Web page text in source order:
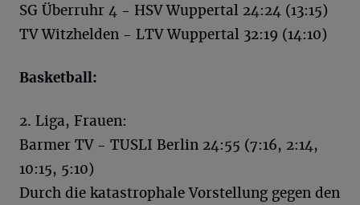
SG Überruhr 4 - HSV Wuppertal 24:24 (13:15)
TV Witzhelden - LTV Wuppertal 32:19 (14:10)
Basketball:
2. Liga, Frauen:
Barmer TV - TUSLI Berlin 24:55 (7:16, 2:14,
10:15, 5:10)
Durch die katastrophale Vorstellung gegen den